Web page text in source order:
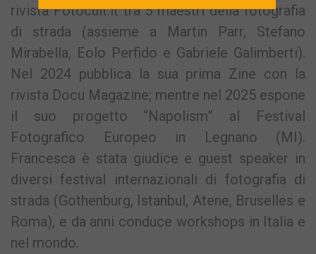
rivista Fotocult.it tra 5 maestri della fotografia
di strada (assieme a Martin Parr, Stefano
Mirabella, Eolo Perfido e Gabriele Galimberti).
Nel 2024 pubblica la sua prima Zine con la
rivista Docu Magazine; mentre nel 2025 espone
il suo progetto “Napolism” al Festival
Fotografico Europeo in Legnano (MI).
Francesca è stata giudice e guest speaker in
diversi festival internazionali di fotografia di
strada (Gothenburg, Istanbul, Atene, Bruselles e
Roma), e da anni conduce workshops in Italia e
nel mondo.